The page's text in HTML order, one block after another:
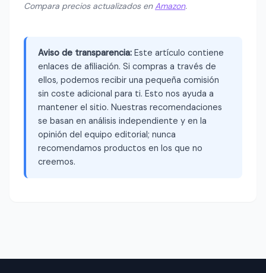
Compara precios actualizados enAmazon.
Aviso de transparencia: Este artículo contiene
enlaces de afiliación. Si compras a través de
ellos, podemos recibir una pequeña comisión
sin coste adicional para ti. Esto nos ayuda a
mantener el sitio. Nuestras recomendaciones
se basan en análisis independiente y en la
opinión del equipo editorial; nunca
recomendamos productos en los que no
creemos.